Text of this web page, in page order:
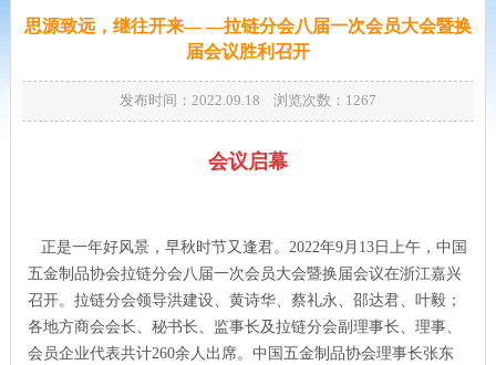
思源致远，继往开来— —拉链分会八届一次会员大会暨换
届会议胜利召开
发布时间：2022.09.18 浏览次数： 1267
会议启幕
正是一年好风景，早秋时节又逢君。2022年9月13日上午，中国
五金制品协会拉链分会八届一次会员大会暨换届会议在浙江嘉兴
召开。拉链分会领导洪建设、黄诗华、蔡礼永、邵达君、叶毅；
各地方商会会长、秘书长、监事长及拉链分会副理事长、理事、
会员企业代表共计260余人出席。中国五金制品协会理事长张东